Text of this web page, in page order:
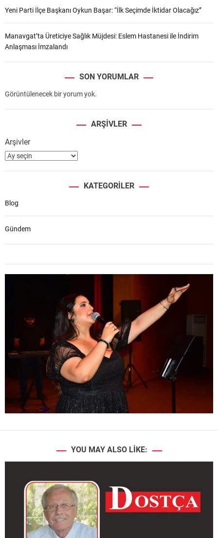
Yeni Parti İlçe Başkanı Oykun Başar: “İlk Seçimde İktidar Olacağız”
Manavgat’ta Üreticiye Sağlık Müjdesi: Eslem Hastanesi ile İndirim
Anlaşması İmzalandı
SON YORUMLAR
Görüntülenecek bir yorum yok.
ARŞIVLER
Arşivler
KATEGORILER
Blog
Gündem
YOU MAY ALSO LIKE: